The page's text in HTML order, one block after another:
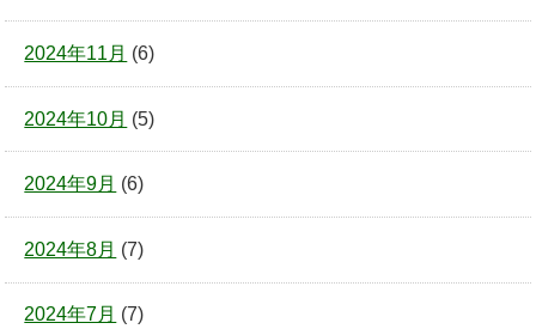
2024年11月 (6)
2024年10月 (5)
2024年9月 (6)
2024年8月 (7)
2024年7月 (7)